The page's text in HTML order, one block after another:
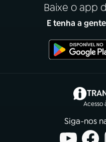
Baixe o app
E tenha a
Acesso
Siga-nos